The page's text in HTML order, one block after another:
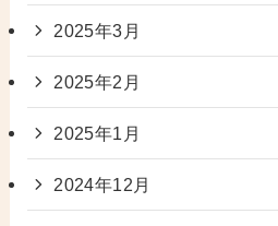
2025年3月
2025年2月
2025年1月
2024年12月